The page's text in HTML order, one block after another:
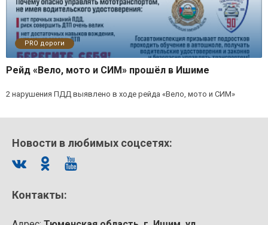
PRO дороги
Рейд «Вело, мото и СИМ» прошёл в Ишиме
2 нарушения ПДД выявлено в ходе рейда «Вело, мото и СИМ»
Новости в любимых соцсетях:
Контакты: